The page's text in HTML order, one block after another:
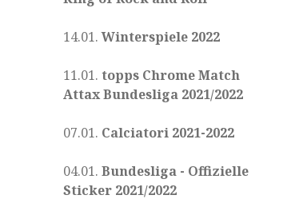
14.01.Winterspiele 2022
11.01.topps Chrome Match
Attax Bundesliga 2021/2022
07.01. Calciatori 2021-2022
04.01.Bundesliga - Offizielle
Sticker 2021/2022